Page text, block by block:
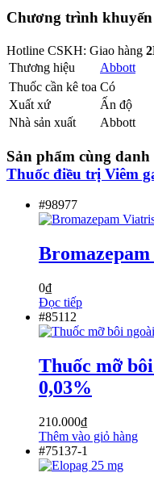
Chương trình
Hotline CSKH: Giao hàng
Thương hiệu
Abbott
Thuốc cần kê toa Có
Xuất xứ
Ấn độ
Nhà sản xuất
Abbott
Sản phẩm cùng danh
Thuốc điều trị Viêm
#98977
0₫
Đọc tiếp
#85112
Thuốc mỡ
0,03%
210.000₫
Thêm vào giỏ hàng
#75137-1